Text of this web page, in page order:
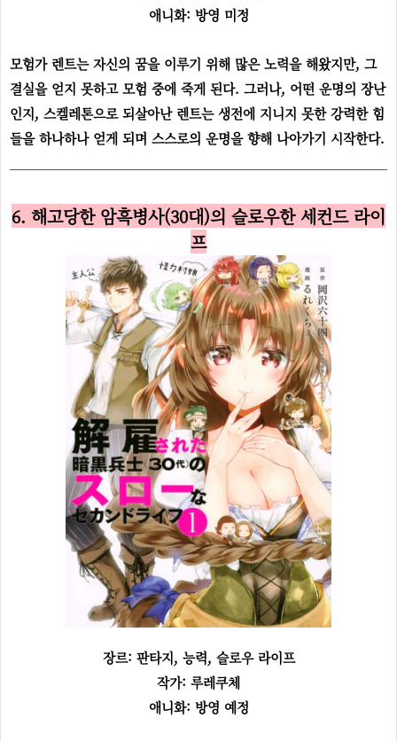
애니화: 방영 미정
모험가 렌트는 자신의 꿈을 이루기 위해 많은 노력을 해왔지만, 그
결실을 얻지 못하고 모험 중에 죽게 된다. 그러나, 어떤 운명의 장난
인지, 스켈레톤으로 되살아난 렌트는 생전에 지니지 못한 강력한 힘
들을 하나하나 얻게 되며 스스로의 운명을 향해 나아가기 시작한다.
6. 해고당한 암흑병사(30대)의 슬로우한 세컨드 라이
프
장르: 판타지, 능력, 슬로우 라이프
작가: 루레쿠체
애니화: 방영 예정